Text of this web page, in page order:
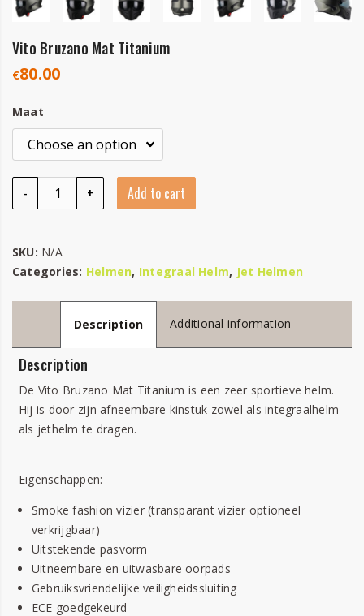
Vito Bruzano Mat Titanium
€80.00
Maat
-
Vito Bruzano Mat Titanium quantity
+ Add to cart
SKU: N/A
Categories: Helmen, Integraal Helm, Jet Helmen
Description Additional information
Description
De Vito Bruzano Mat Titanium is een zeer sportieve helm.
Hij is door zijn afneembare kinstuk zowel als integraalhelm
als jethelm te dragen.
Eigenschappen:
Smoke fashion vizier (transparant vizier optioneel
verkrijgbaar)
Uitstekende pasvorm
Uitneembare en uitwasbare oorpads
Gebruiksvriendelijke veiligheidssluiting
ECE goedgekeurd